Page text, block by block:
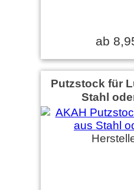
ab
Putzstock für
Stahl